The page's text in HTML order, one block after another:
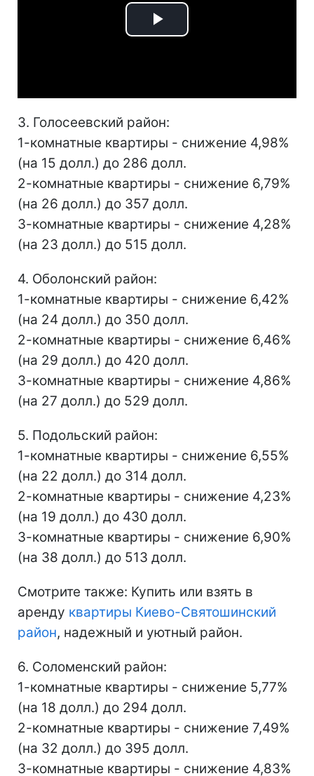
Play
3. Голосеевский район:
1-комнатные квартиры - снижение 4,98%
(на 15 долл.) до 286 долл.
2-комнатные квартиры - снижение 6,79%
(на 26 долл.) до 357 долл.
3-комнатные квартиры - снижение 4,28%
(на 23 долл.) до 515 долл.
4. Оболонский район:
1-комнатные квартиры - снижение 6,42%
(на 24 долл.) до 350 долл.
2-комнатные квартиры - снижение 6,46%
(на 29 долл.) до 420 долл.
3-комнатные квартиры - снижение 4,86%
(на 27 долл.) до 529 долл.
5. Подольский район:
1-комнатные квартиры - снижение 6,55%
(на 22 долл.) до 314 долл.
2-комнатные квартиры - снижение 4,23%
(на 19 долл.) до 430 долл.
3-комнатные квартиры - снижение 6,90%
(на 38 долл.) до 513 долл.
Смотрите также: Купить или взять в
аренду квартиры Киево-Святошинский
район, надежный и уютный район.
6. Соломенский район:
1-комнатные квартиры - снижение 5,77%
(на 18 долл.) до 294 долл.
2-комнатные квартиры - снижение 7,49%
(на 32 долл.) до 395 долл.
3-комнатные квартиры - снижение 4,83%